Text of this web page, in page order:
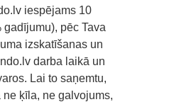
iespējams 10
pēc Tava
izskatīšanas un
darba laikā un
Lai to saņemtu,
ķīla, ne galvojums,